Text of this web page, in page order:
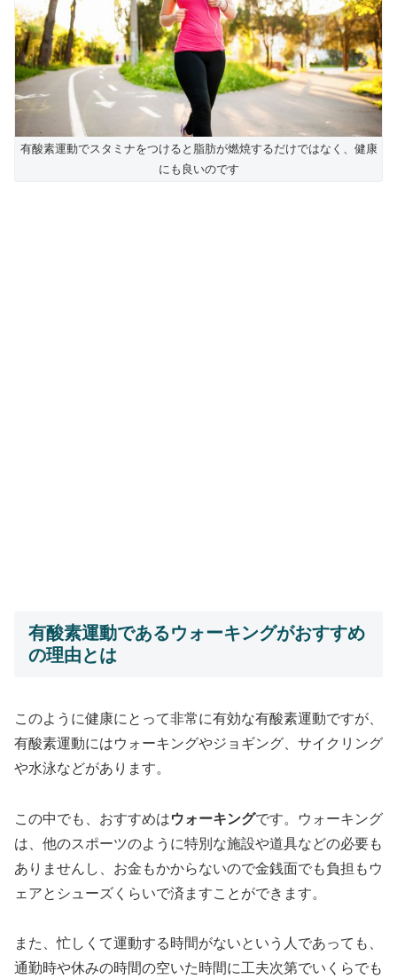
有酸素運動でスタミナをつけると脂肪が燃焼するだけではなく、健康
にも良いのです
有酸素運動であるウォーキングがおすすめ
の理由とは
このように健康にとって非常に有効な有酸素運動ですが、
有酸素運動にはウォーキングやジョギング、サイクリング
や水泳などがあります。
この中でも、おすすめはウォーキングです。ウォーキング
は、他のスポーツのように特別な施設や道具などの必要も
ありませんし、お金もかからないので金銭面でも負担もウ
ェアとシューズくらいで済ますことができます。
また、忙しくて運動する時間がないという人であっても、
通勤時や休みの時間の空いた時間に工夫次第でいくらでも